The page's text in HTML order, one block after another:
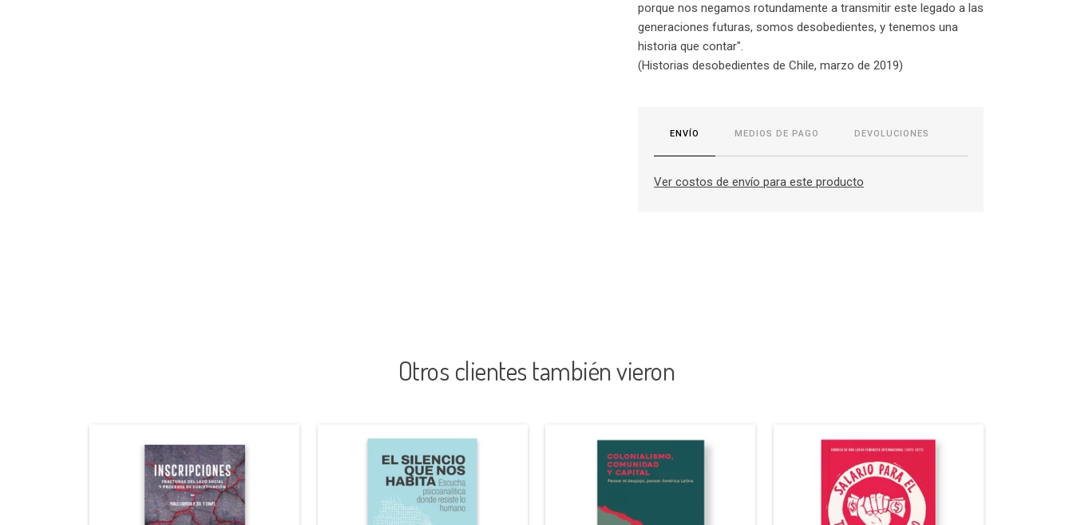
porque nos negamos rotundamente a transmitir este legado a las
generaciones futuras, somos desobedientes, y tenemos una
historia que contar".
(Historias desobedientes de Chile, marzo de 2019)
ENVÍO MEDIOS DE PAGO DEVOLUCIONES
Ver costos de envío para este producto
Otros clientes también vieron